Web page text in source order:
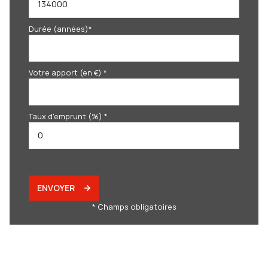
Durée (années)*
Votre apport (en €) *
Taux d'emprunt (%) *
ENVOYER
* Champs obligatoires